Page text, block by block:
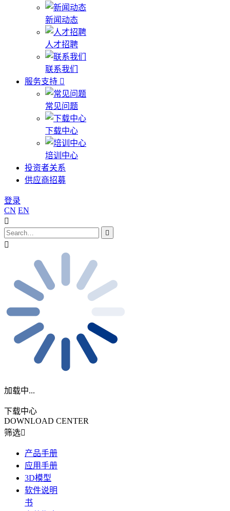
新闻动态
人才招聘
联系我们
服务支持
常见问题
下载中心
培训中心
投资者关系
供应商招募
登录
CN EN
加载中...
下载中心
DOWNLOAD CENTER
筛选
产品手册
应用手册
3D模型
软件说明
书